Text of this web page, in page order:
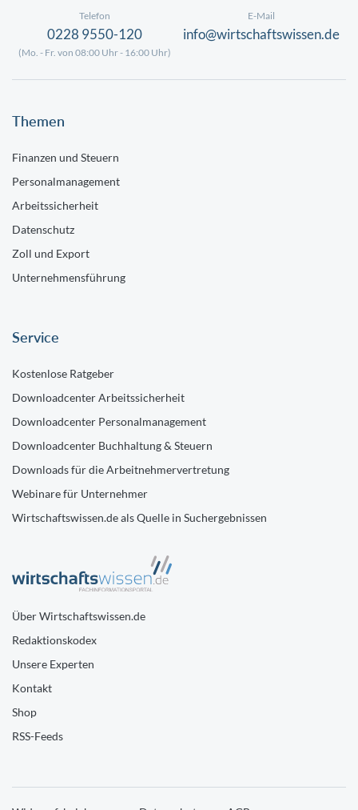
Telefon
0228 9550-120
(Mo. - Fr. von 08:00 Uhr - 16:00 Uhr)
E-Mail
info@wirtschaftswissen.de
Themen
Finanzen und Steuern
Personalmanagement
Arbeitssicherheit
Datenschutz
Zoll und Export
Unternehmensführung
Service
Kostenlose Ratgeber
Downloadcenter Arbeitssicherheit
Downloadcenter Personalmanagement
Downloadcenter Buchhaltung & Steuern
Downloads für die Arbeitnehmervertretung
Webinare für Unternehmer
Wirtschaftswissen.de als Quelle in Suchergebnissen
Über Wirtschaftswissen.de
Redaktionskodex
Unsere Experten
Kontakt
Shop
RSS-Feeds